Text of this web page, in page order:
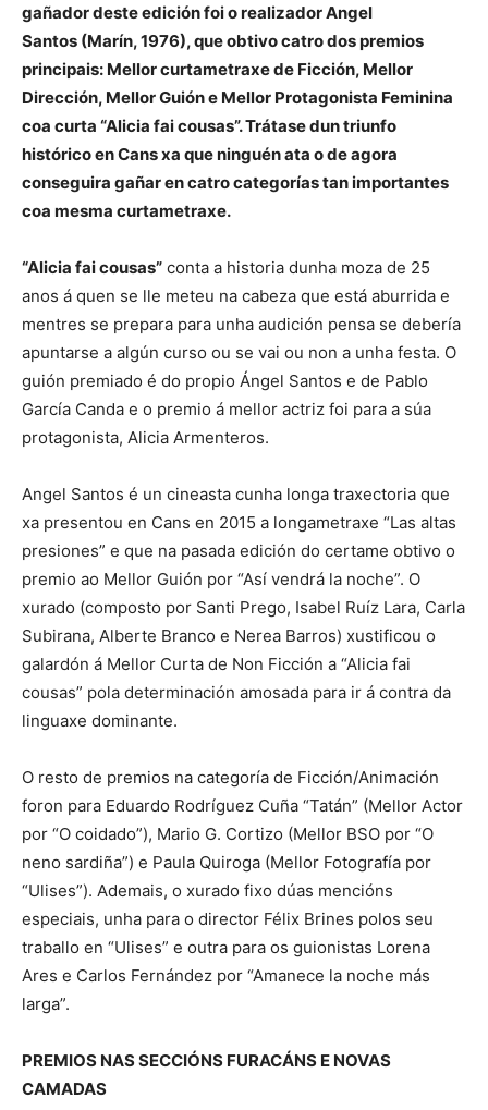
gañador deste edición foi o realizador Angel
Santos (Marín, 1976), que obtivo catro dos premios
principais: Mellor curtametraxe de Ficción, Mellor
Dirección, Mellor Guión e Mellor Protagonista Feminina
coa curta “Alicia fai cousas”. Trátase dun triunfo
histórico en Cans xa que ninguén ata o de agora
conseguira gañar en catro categorías tan importantes
coa mesma curtametraxe.
“Alicia fai cousas” conta a historia dunha moza de 25
anos á quen se lle meteu na cabeza que está aburrida e
mentres se prepara para unha audición pensa se debería
apuntarse a algún curso ou se vai ou non a unha festa. O
guión premiado é do propio Ángel Santos e de Pablo
García Canda e o premio á mellor actriz foi para a súa
protagonista, Alicia Armenteros.
Angel Santos é un cineasta cunha longa traxectoria que
xa presentou en Cans en 2015 a longametraxe “Las altas
presiones” e que na pasada edición do certame obtivo o
premio ao Mellor Guión por “Así vendrá la noche”. O
xurado (composto por Santi Prego, Isabel Ruíz Lara, Carla
Subirana, Alberte Branco e Nerea Barros) xustificou o
galardón á Mellor Curta de Non Ficción a “Alicia fai
cousas” pola determinación amosada para ir á contra da
linguaxe dominante.
O resto de premios na categoría de Ficción/Animación
foron para Eduardo Rodríguez Cuña “Tatán” (Mellor Actor
por “O coidado”), Mario G. Cortizo (Mellor BSO por “O
neno sardiña”) e Paula Quiroga (Mellor Fotografía por
“Ulises”). Ademais, o xurado fixo dúas mencións
especiais, unha para o director Félix Brines polos seu
traballo en “Ulises” e outra para os guionistas Lorena
Ares e Carlos Fernández por “Amanece la noche más
larga”.
PREMIOS NAS SECCIÓNS FURACÁNS E NOVAS
CAMADAS